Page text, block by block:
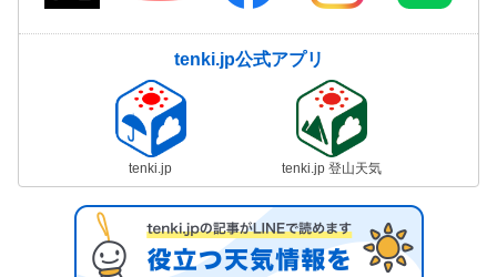
tenki.jp公式アプリ
tenki.jp tenki.jp 登山天気